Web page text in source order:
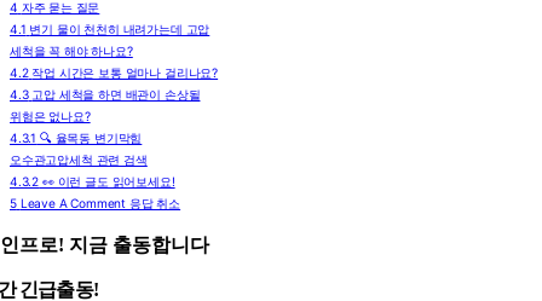
4 자주 묻는 질문
4.1 변기 물이 천천히 내려가는데 고압
세척을 꼭 해야 하나요?
4.2 작업 시간은 보통 얼마나 걸리나요?
4.3 고압 세척을 하면 배관이 손상될
위험은 없나요?
4.3.1 🔍 율목동 변기막힘
오수관고압세척 관련 검색
4.3.2 👀 이런 글도 읽어보세요!
5 Leave A Comment 응답 취소
프로! 지금 출동합니다
긴급출동!